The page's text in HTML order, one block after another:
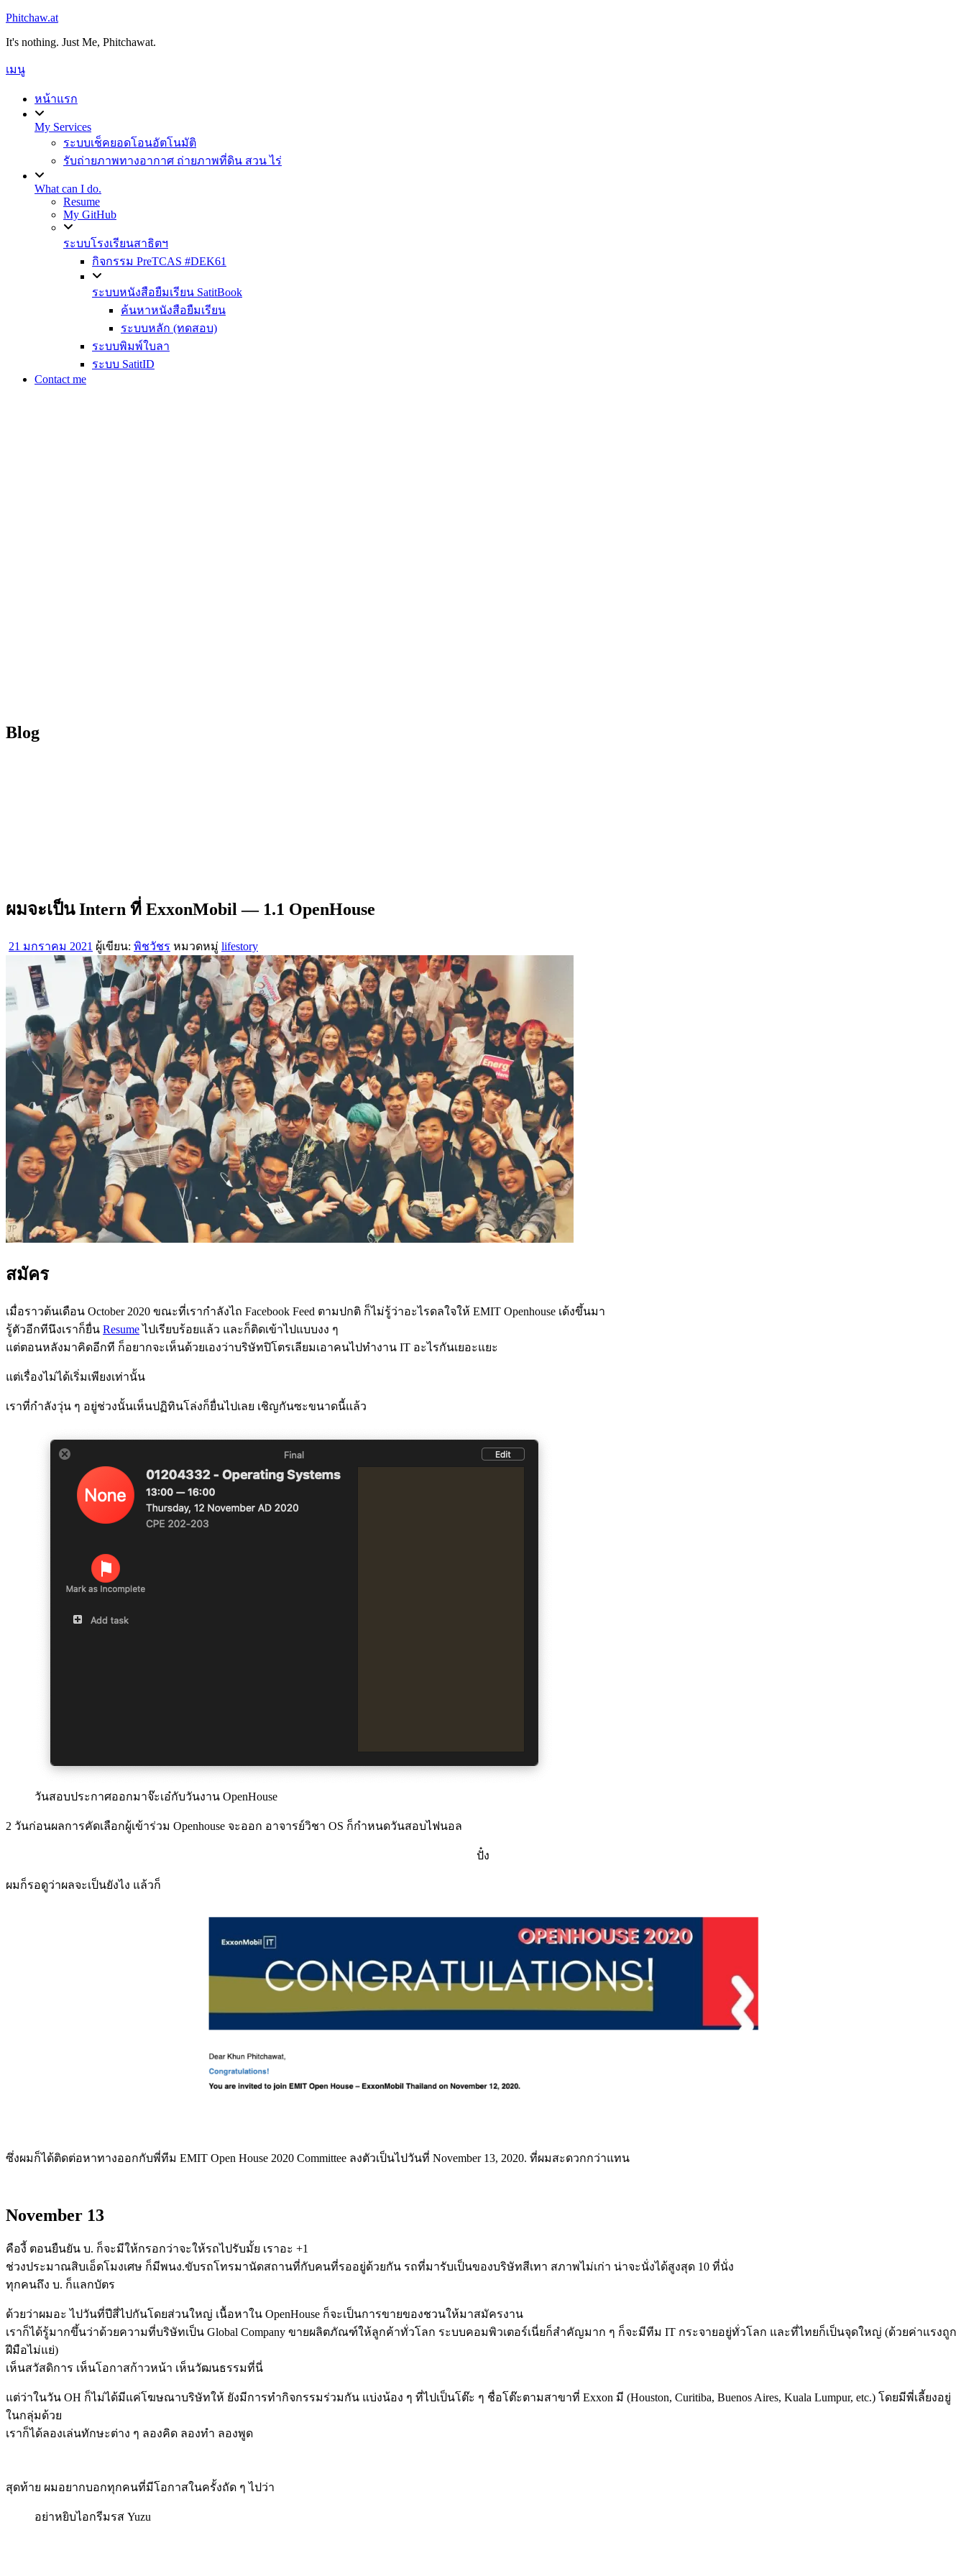
ข้าม
ไป
เนื้อหา
Phitchaw.at
It's nothing. Just Me, Phitchawat.
เมนู
หน้าแรก
My Services
ระบบเช็คยอดโอนอัตโนมัติ
รับถ่ายภาพทางอากาศ ถ่ายภาพที่ดิน สวน ไร่
What can I do.
Resume
My GitHub
ระบบโรงเรียนสาธิตฯ
กิจกรรม PreTCAS #DEK61
ระบบหนังสือยืมเรียน SatitBook
ค้นหาหนังสือยืมเรียน
ระบบหลัก (ทดสอบ)
ระบบพิมพ์ใบลา
ระบบ SatitID
Contact me
Blog
ผมจะเป็น Intern ที่ ExxonMobil — 1.1 OpenHouse
21 มกราคม 2021 ผู้เขียน: พิชวัชร หมวดหมู่ lifestory
สมัคร
เมื่อราวต้นเดือน October 2020 ขณะที่เรากำลังไถ Facebook Feed ตามปกติ ก็ไม่รู้ว่าอะไรดลใจให้ EMIT Openhouse เด้งขึ้นมา
รู้ตัวอีกทีนึงเราก็ยื่น Resumeไปเรียบร้อยแล้ว และก็ติดเข้าไปแบบงง ๆ
แต่ตอนหลังมาคิดอีกที ก็อยากจะเห็นด้วยเองว่าบริษัทปิโตรเลียมเอาคนไปทำงาน IT อะไรกันเยอะแยะ
แต่เรื่องไม่ได้เริ่มเพียงเท่านั้น
เราที่กำลังวุ่น ๆ อยู่ช่วงนั้นเห็นปฏิทินโล่งก็ยื่นไปเลย เชิญกันซะขนาดนี้แล้ว
วันสอบประกาศออกมาจ๊ะเอ๋กับวันงาน OpenHouse
2 วันก่อนผลการคัดเลือกผู้เข้าร่วม Openhouse จะออก อาจารย์วิชา OS ก็กำหนดวันสอบไฟนอล
ปั๋ง
ผมก็รอดูว่าผลจะเป็นยังไง แล้วก็
ซึ่งผมก็ได้ติดต่อหาทางออกกับพี่ทีม EMIT Open House 2020 Committee ลงตัวเป็นไปวันที่ November 13, 2020. ที่ผมสะดวกกว่าแทน
November 13
คืองี้ ตอนยืนยัน บ. ก็จะมีให้กรอกว่าจะให้รถไปรับมั้ย เราอะ +1
ช่วงประมาณสิบเอ็ดโมงเศษ ก็มีพนง.ขับรถโทรมานัดสถานที่กับคนที่รออยู่ด้วยกัน รถที่มารับเป็นของบริษัทสีเทา สภาพไม่เก่า น่าจะนั่งได้สูงสุด 10 ที่นั่ง
ทุกคนถึง บ. ก็แลกบัตร
ด้วยว่าผมอะ ไปวันที่ปีสี่ไปกันโดยส่วนใหญ่ เนื้อหาใน OpenHouse ก็จะเป็นการขายของชวนให้มาสมัครงาน
เราก็ได้รู้มากขึ้นว่าด้วยความที่บริษัทเป็น Global Company ขายผลิตภัณฑ์ให้ลูกค้าทั่วโลก ระบบคอมพิวเตอร์เนี่ยก็สำคัญมาก ๆ ก็จะมีทีม IT กระจายอยู่ทั่วโลก และที่ไทยก็เป็นจุดใหญ่ (ด้วยค่าแรงถูก
ฝีมือไม่แย่)
เห็นสวัสดิการ เห็นโอกาสก้าวหน้า เห็นวัฒนธรรมที่นี่
แต่ว่าในวัน OH ก็ไม่ได้มีแค่โฆษณาบริษัทให้ ยังมีการทำกิจกรรมร่วมกัน แบ่งน้อง ๆ ที่ไปเป็นโต๊ะ ๆ ชื่อโต๊ะตามสาขาที่ Exxon มี (Houston, Curitiba, Buenos Aires, Kuala Lumpur, etc.) โดยมีพี่เลี้ยงอยู่
ในกลุ่มด้วย
เราก็ได้ลองเล่นทักษะต่าง ๆ ลองคิด ลองทำ ลองพูด
สุดท้าย ผมอยากบอกทุกคนที่มีโอกาสในครั้งถัด ๆ ไปว่า
อย่าหยิบไอกรีมรส Yuzu